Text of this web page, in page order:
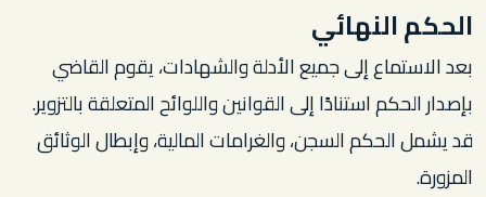
الحكم النهائي
بعد الاستماع إلى جميع الأدلة والشهادات، يقوم القاضي
بإصدار الحكم استنادًا إلى القوانين واللوائح المتعلقة بالتزوير.
قد يشمل الحكم السجن، والغرامات المالية، وإبطال الوثائق
المزورة.